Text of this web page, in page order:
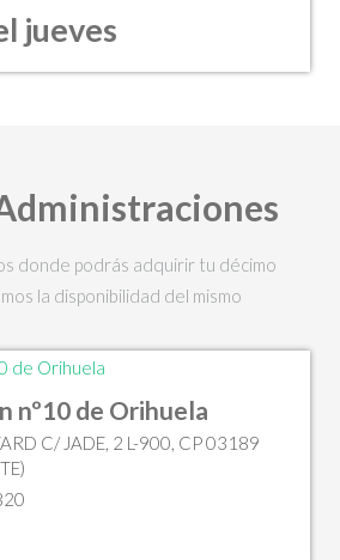
jueves
donde podrás adquirir tu décimo
la disponibilidad del mismo
nº10 de Orihuela
C/ JADE, 2 L-900, CP 03189